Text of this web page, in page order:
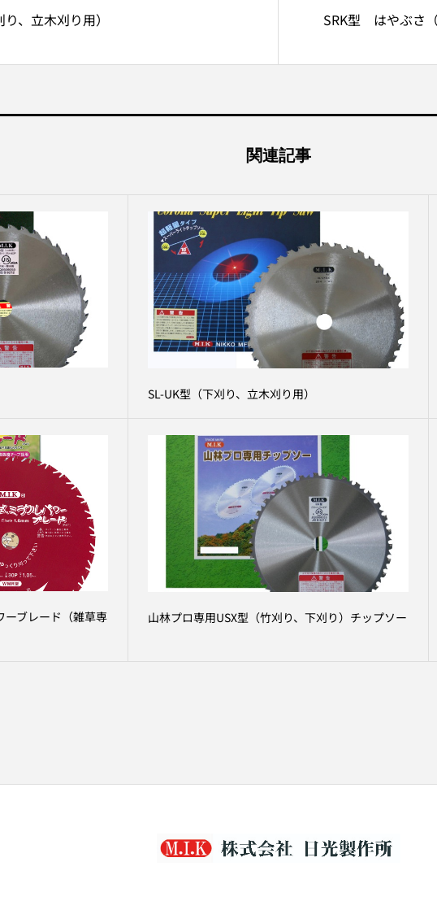
、立木刈り用） SRK型 はやぶさ（
関連記事
SL-UK型（下刈り、立木刈り用）
ーブレード（雑草専
山林プロ専用USX型（竹刈り、下刈り）チップソー